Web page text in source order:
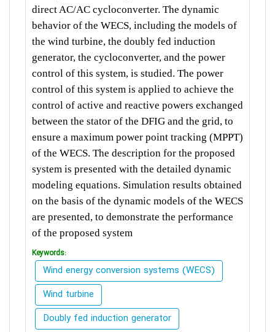
direct AC/AC cycloconverter. The dynamic
behavior of the WECS, including the models of
the wind turbine, the doubly fed induction
generator, the cycloconverter, and the power
control of this system, is studied. The power
control of this system is applied to achieve the
control of active and reactive powers exchanged
between the stator of the DFIG and the grid, to
ensure a maximum power point tracking (MPPT)
of the WECS. The description for the proposed
system is presented with the detailed dynamic
modeling equations. Simulation results obtained
on the basis of the dynamic models of the WECS
are presented, to demonstrate the performance
of the proposed system
Keywords:
Wind energy conversion systems (WECS)
Wind turbine
Doubly fed induction generator